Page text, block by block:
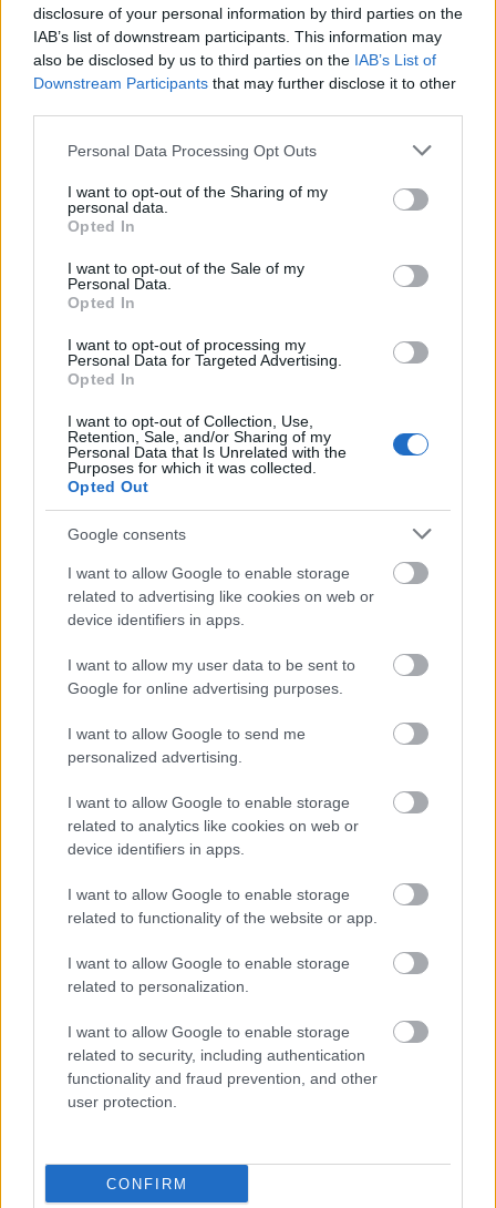
disclosure of your personal information by third parties on the
IAB’s list of downstream participants. This information may
also be disclosed by us to third parties on the IAB’s List of
Downstream Participants that may further disclose it to other
Please note that this website/app uses one or more Google
not limited to your visit or usage behaviour. You may click to
grant or deny consent to Google and its third-party tags to
use your data for below specified purposes in below Google
consent section.
Personal Data Processing Opt Outs
I want to opt-out of the Sharing of my
personal data.
Opted In
I want to opt-out of the Sale of my
Personal Data.
Opted In
I want to opt-out of processing my
Personal Data for Targeted Advertising.
Opted In
I want to opt-out of Collection, Use,
Retention, Sale, and/or Sharing of my
Personal Data that Is Unrelated with the
Purposes for which it was collected.
Opted Out
Google consents
I want to allow Google to enable storage
related to advertising like cookies on web or
device identifiers in apps.
I want to allow my user data to be sent to
Google for online advertising purposes.
I want to allow Google to send me
personalized advertising.
I want to allow Google to enable storage
related to analytics like cookies on web or
device identifiers in apps.
I want to allow Google to enable storage
related to functionality of the website or app.
I want to allow Google to enable storage
related to personalization.
I want to allow Google to enable storage
related to security, including authentication
functionality and fraud prevention, and other
user protection.
CONFIRM
Μάρτιος και μετά → 400 ευρώ
Για τέλη 280 ευρώ:
Ιανουάριος → 350 ευρώ
Φεβρουάριος → 420 ευρώ
Μάρτιος και μετά → 560 ευρώ
εκτιμάται ότι θα ξεπεράσουν τα1,2
δισεκατομμύρια ευρώ
Δήλωση ακινησίας
Όσοι ιδιοκτήτες σκοπεύουν να θέσουν σε ακινησία
το όχημά τους ώστε να αποφύγουν τα τέλη του
2026, θα πρέπει να το κάνουν έως τις
Δεκεμβρίου 2025. Η διαδικασία πραγματοποιείται
επίσκεψη στην Εφορία.
Ο κάτοχος δηλώνει:
τον αριθμό κυκλοφορίας,
τη διεύθυνση και τον ταχυδρομικό κώδικα,
και το χώρο στάθμευσης (ιδιόκτητο,
Σε περίπτωση ύπαρξης συνιδιοκτητών,
απαιτείται η έγκρισή τους για την ολοκλήρωση
της διαδικασίας.
Η κυκλοφορία οχήματος που έχει δηλωθεί σε
κυκλοφορίας, καθώς και